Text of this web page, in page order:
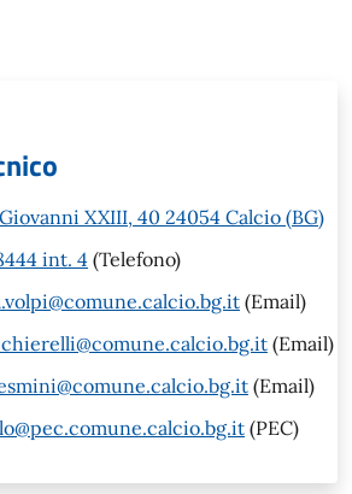
XXIII, 40 24054 Calcio (BG)
int. 4 (Telefono)
(Email)
(Email)
(Email)
(PEC)